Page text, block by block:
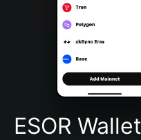
Português (Brasil)
Español (Argentina)
ESOR Wallet